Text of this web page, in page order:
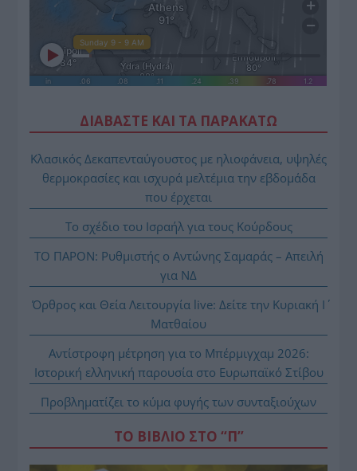
ΔΙΑΒΑΣΤΕ ΚΑΙ ΤΑ ΠΑΡΑΚΑΤΩ
Κλασικός Δεκαπενταύγουστος με ηλιοφάνεια, υψηλές
θερμοκρασίες και ισχυρά μελτέμια την εβδομάδα
που έρχεται
Το σχέδιο του Ισραήλ για τους Κούρδους
ΤΟ ΠΑΡΟΝ: Ρυθμιστής ο Αντώνης Σαμαράς – Απειλή
για ΝΔ
Όρθρος και Θεία Λειτουργία live: Δείτε την Κυριακή Ι΄
Ματθαίου
Αντίστροφη μέτρηση για το Μπέρμιγχαμ 2026:
Ιστορική ελληνική παρουσία στο Ευρωπαϊκό Στίβου
Προβληματίζει το κύμα φυγής των συνταξιούχων
ΤΟ ΒΙΒΛΙΟ ΣΤΟ “Π”